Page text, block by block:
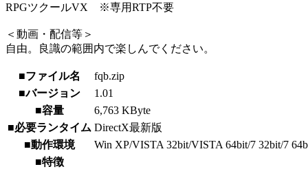
RPGツクールVX ※専用RTP不要
＜動画・配信等＞
自由。良識の範囲内で楽しんでください。
■ファイル名
fqb.zip
■バージョン
1.01
■容量
6,763 KByte
■必要ランタイム DirectX最新版
■動作環境
Win XP/VISTA 32bit/VISTA 64bit/7 32bit/7
■特徴